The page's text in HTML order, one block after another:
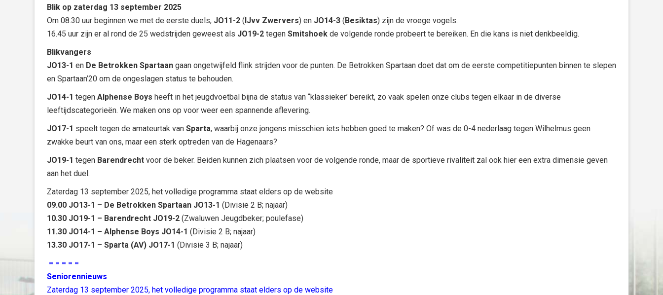
Blik op zaterdag 13 september 2025
Om 08.30 uur beginnen we met de eerste duels, JO11-2 (IJvv Zwervers) en JO14-3 (Besiktas) zijn de vroege vogels.
16.45 uur zijn er al rond de 25 wedstrijden geweest als JO19-2 tegen Smitshoek de volgende ronde probeert te bereiken. En die kans is niet denkbeeldig.
Blikvangers
JO13-1 en De Betrokken Spartaan gaan ongetwijfeld flink strijden voor de punten. De Betrokken Spartaan doet dat om de eerste competitiepunten binnen te slepen
en Spartaan’20 om de ongeslagen status te behouden.
JO14-1 tegen Alphense Boys heeft in het jeugdvoetbal bijna de status van “klassieker’ bereikt, zo vaak spelen onze clubs tegen elkaar in de diverse
leeftijdscategorieën. We maken ons op voor weer een spannende aflevering.
JO17-1 speelt tegen de amateurtak van Sparta, waarbij onze jongens misschien iets hebben goed te maken? Of was de 0-4 nederlaag tegen Wilhelmus geen
zwakke beurt van ons, maar een sterk optreden van de Hagenaars?
JO19-1 tegen Barendrecht voor de beker. Beiden kunnen zich plaatsen voor de volgende ronde, maar de sportieve rivaliteit zal ook hier een extra dimensie geven
aan het duel.
Zaterdag 13 september 2025, het volledige programma staat elders op de website
09.00 JO13-1 – De Betrokken Spartaan JO13-1 (Divisie 2 B; najaar)
10.30 JO19-1 – Barendrecht JO19-2 (Zwaluwen Jeugdbeker; poulefase)
11.30 JO14-1 – Alphense Boys JO14-1 (Divisie 2 B; najaar)
13.30 JO17-1 – Sparta (AV) JO17-1 (Divisie 3 B; najaar)
= = = = =
Seniorennieuws
Zaterdag 13 september 2025, het volledige programma staat elders op de website